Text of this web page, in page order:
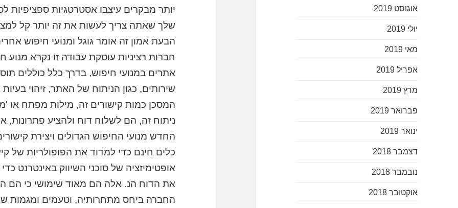
אוגוסט 2019
יולי 2019
מאי 2019
אפריל 2019
מרץ 2019
פברואר 2019
ינואר 2019
דצמבר 2018
נובמבר 2018
אוקטובר 2018
יותר מבקרים עיצבו אסטרטגיות ספציפיות
שלך שאתה צריך לעשות את זה יותר קל
הבעת אמון זה אומר גוגל ומנועי חיפוש
אתרים במנועי חיפוש, בדרך כלל כוללים
שירותים, כגון הניתוח של האתר, זיהוי
המסכן כמות קישורים זה, מילות מפתח או
ניתוח זה, הם לשלוח דוח ולהציע
החדש מנועי החיפוש הגדולים ויצירת
כלים חינם כדי למדוד את הפופולריות של
אופטימיזציה של סוכני השיווק באינטרנט
את הדוח הנ. אלה הם מאוד שימושי כי הם
החברה ביחס מתחרותיה, וטעמים ומגמות